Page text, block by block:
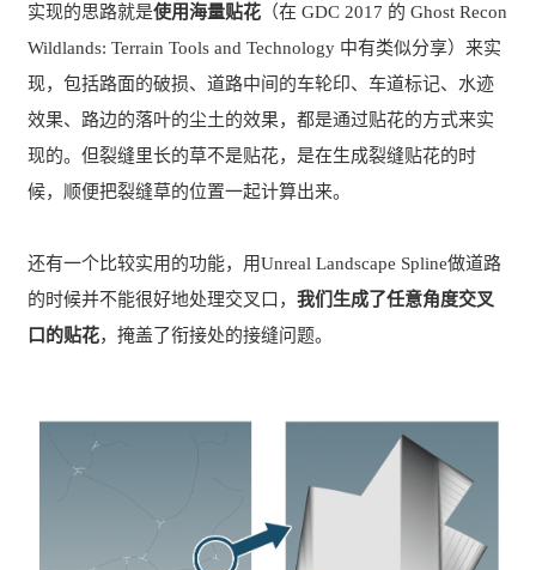
实现的思路就是使用海量贴花 （在 GDC 2017 的 Ghost Recon
Wildlands: Terrain Tools and Technology 中有类似分享）来实
现，包括路面的破损、道路中间的车轮印、车道标记、水迹
效果、路边的落叶的尘土的效果，都是通过贴花的方式来实
现的。但裂缝里长的草不是贴花，是在生成裂缝贴花的时
候，顺便把裂缝草的位置一起计算出来。
还有一个比较实用的功能，用Unreal Landscape Spline做道路
的时候并不能很好地处理交叉口， 我们生成了任意角度交叉
口的贴花，掩盖了衔接处的接缝问题。